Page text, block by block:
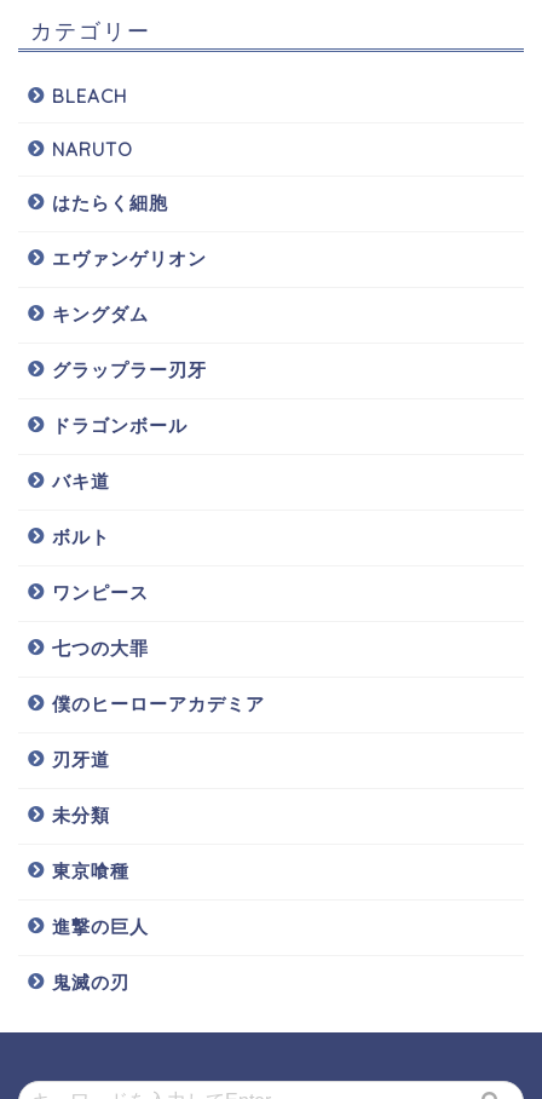
カテゴリー
BLEACH
NARUTO
はたらく細胞
エヴァンゲリオン
キングダム
グラップラー刃牙
ドラゴンボール
バキ道
ボルト
ワンピース
七つの大罪
僕のヒーローアカデミア
刃牙道
未分類
東京喰種
進撃の巨人
鬼滅の刃